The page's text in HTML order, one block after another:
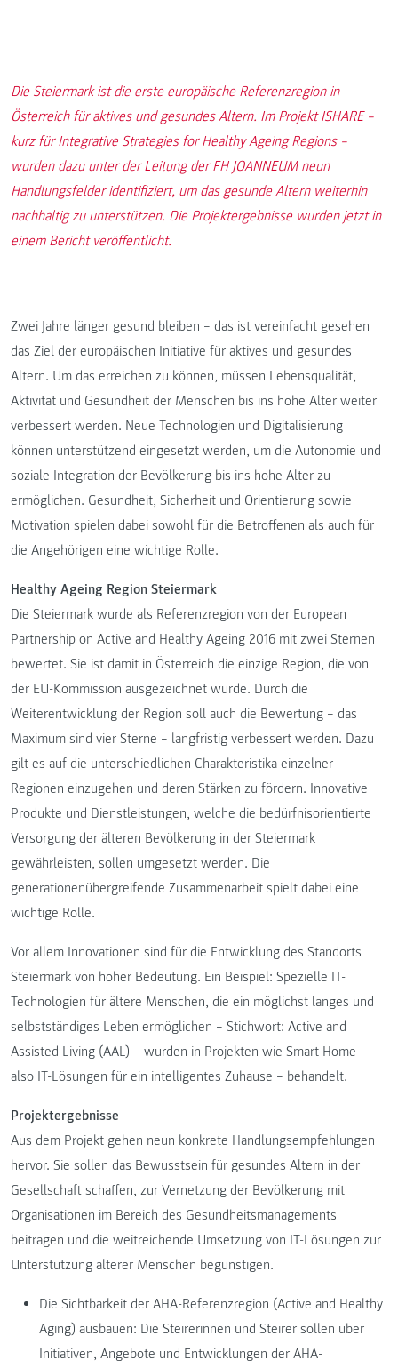
Die Steiermark ist die erste europäische Referenzregion in
Österreich für aktives und gesundes Altern. Im Projekt ISHARE –
kurz für Integrative Strategies for Healthy Ageing Regions –
wurden dazu unter der Leitung der FH JOANNEUM neun
Handlungsfelder identifiziert, um das gesunde Altern weiterhin
nachhaltig zu unterstützen. Die Projektergebnisse wurden jetzt in
einem Bericht veröffentlicht.
Zwei Jahre länger gesund bleiben – das ist vereinfacht gesehen
das Ziel der europäischen Initiative für aktives und gesundes
Altern. Um das erreichen zu können, müssen Lebensqualität,
Aktivität und Gesundheit der Menschen bis ins hohe Alter weiter
verbessert werden. Neue Technologien und Digitalisierung
können unterstützend eingesetzt werden, um die Autonomie und
soziale Integration der Bevölkerung bis ins hohe Alter zu
ermöglichen. Gesundheit, Sicherheit und Orientierung sowie
Motivation spielen dabei sowohl für die Betroffenen als auch für
die Angehörigen eine wichtige Rolle.
Healthy Ageing Region Steiermark
Die Steiermark wurde als Referenzregion von der European
Partnership on Active and Healthy Ageing 2016 mit zwei Sternen
bewertet. Sie ist damit in Österreich die einzige Region, die von
der EU-Kommission ausgezeichnet wurde. Durch die
Weiterentwicklung der Region soll auch die Bewertung – das
Maximum sind vier Sterne – langfristig verbessert werden. Dazu
gilt es auf die unterschiedlichen Charakteristika einzelner
Regionen einzugehen und deren Stärken zu fördern. Innovative
Produkte und Dienstleistungen, welche die bedürfnisorientierte
Versorgung der älteren Bevölkerung in der Steiermark
gewährleisten, sollen umgesetzt werden. Die
generationenübergreifende Zusammenarbeit spielt dabei eine
wichtige Rolle.
Vor allem Innovationen sind für die Entwicklung des Standorts
Steiermark von hoher Bedeutung. Ein Beispiel: Spezielle IT-
Technologien für ältere Menschen, die ein möglichst langes und
selbstständiges Leben ermöglichen – Stichwort: Active and
Assisted Living (AAL) – wurden in Projekten wie Smart Home –
also IT-Lösungen für ein intelligentes Zuhause – behandelt.
Projektergebnisse
Aus dem Projekt gehen neun konkrete Handlungsempfehlungen
hervor. Sie sollen das Bewusstsein für gesundes Altern in der
Gesellschaft schaffen, zur Vernetzung der Bevölkerung mit
Organisationen im Bereich des Gesundheitsmanagements
beitragen und die weitreichende Umsetzung von IT-Lösungen zur
Unterstützung älterer Menschen begünstigen.
Die Sichtbarkeit der AHA-Referenzregion (Active and Healthy
Aging) ausbauen: Die Steirerinnen und Steirer sollen über
Initiativen, Angebote und Entwicklungen der AHA-